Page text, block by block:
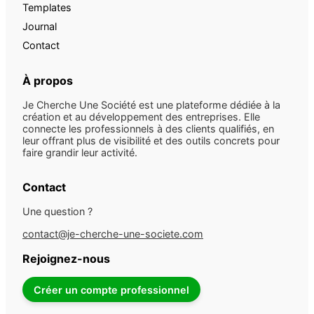
Templates
Journal
Contact
À propos
Je Cherche Une Société est une plateforme dédiée à la
création et au développement des entreprises. Elle
connecte les professionnels à des clients qualifiés, en
leur offrant plus de visibilité et des outils concrets pour
faire grandir leur activité.
Contact
Une question ?
contact@je-cherche-une-societe.com
Rejoignez-nous
Créer un compte professionnel